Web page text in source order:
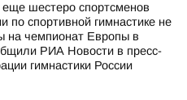
шестеро спортсменов
по спортивной гимнастике не
на чемпионат Европы в
РИА Новости в пресс-
гимнастики России